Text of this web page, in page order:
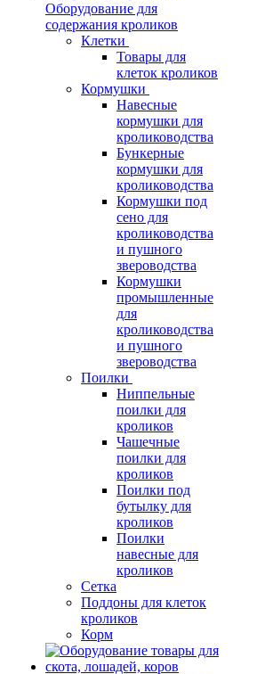
Оборудование для
содержания кроликов
Клетки
Товары для
клеток кроликов
Кормушки
Навесные
кормушки для
кролиководства
Бункерные
кормушки для
кролиководства
Кормушки под
сено для
кролиководства
и пушного
звероводства
Кормушки
промышленные
для
кролиководства
и пушного
звероводства
Поилки
Ниппельные
поилки для
кроликов
Чашечные
поилки для
кроликов
Поилки под
бутылку для
кроликов
Поилки
навесные для
кроликов
Сетка
Поддоны для клеток
кроликов
Корм